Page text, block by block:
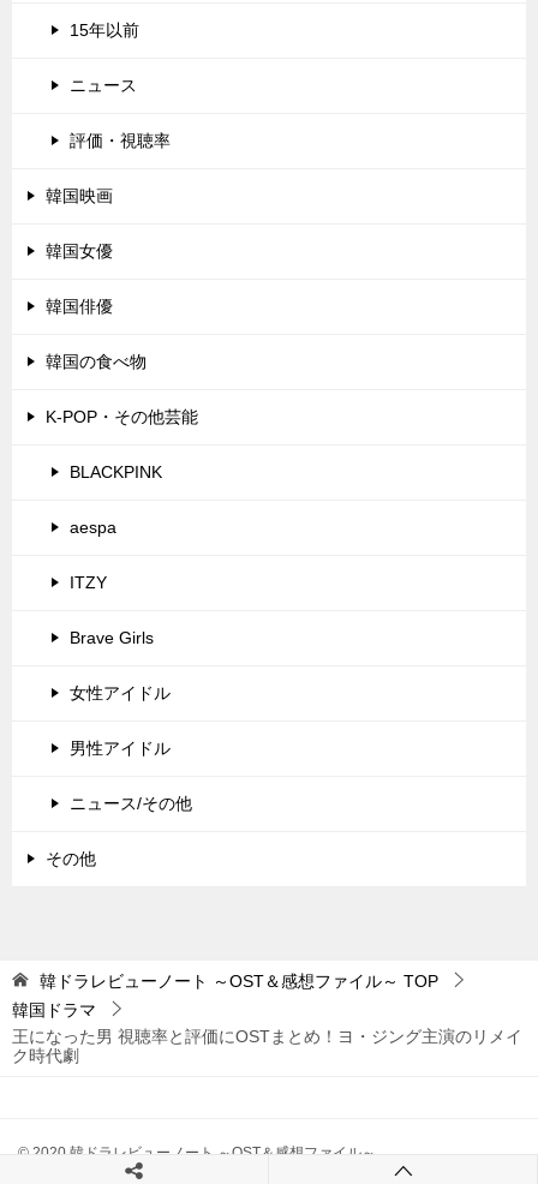
15年以前
ニュース
評価・視聴率
韓国映画
韓国女優
韓国俳優
韓国の食べ物
K-POP・その他芸能
BLACKPINK
aespa
ITZY
Brave Girls
女性アイドル
男性アイドル
ニュース/その他
その他
韓ドラレビューノート ～OST＆感想ファイル～ TOP
韓国ドラマ
王になった男 視聴率と評価にOSTまとめ！ヨ・ジング主演のリメイ
ク時代劇
© 2020 韓ドラレビューノート ～OST＆感想ファイル～